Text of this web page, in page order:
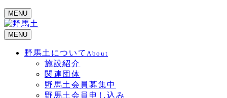
MENU
MENU
野馬土について About
施設紹介
関連団体
野馬土会員募集中
野馬土会員申し込み